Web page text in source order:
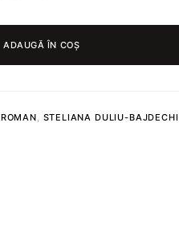
ADAUGĂ ÎN COȘ
ROMAN, STELIANA DULIU-BAJDECHI